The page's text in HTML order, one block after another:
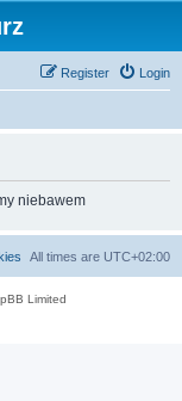
Login
Register
niebawem
All times are UTC+02:00
Limited